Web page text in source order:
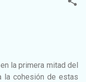
la primera mitad del
la cohesión de estas